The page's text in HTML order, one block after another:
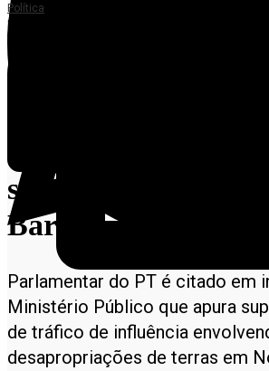
Política
Investigação sobre lobby no Incra-MT aumenta
DESAPROPRIAÇÕES DE TERRAS
Incra-MT aumenta
sobre deputado
Barranco em Mato
Parlamentar do PT é citado em
Ministério Público que apura
de tráfico de influência
desapropriações de terras em